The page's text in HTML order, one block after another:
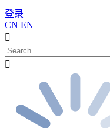
登录
CN EN